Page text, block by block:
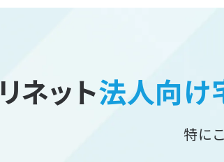
リネット法人向け
特に